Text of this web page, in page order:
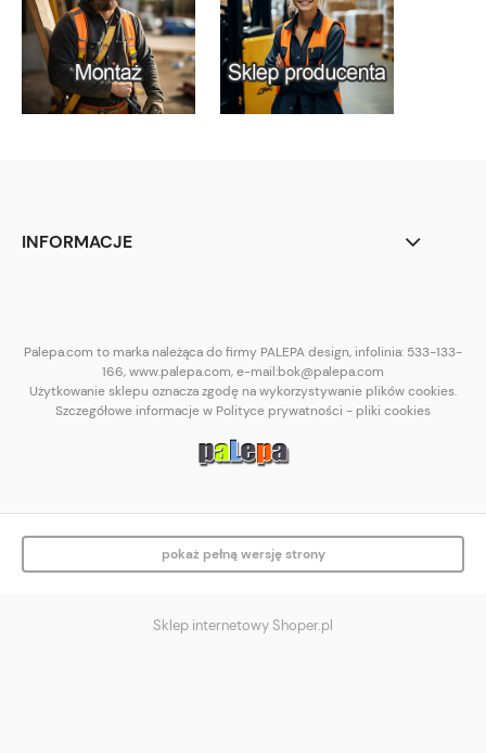
INFORMACJE
Palepa.com to marka należąca do firmy PALEPA design, infolinia: 533-133-
166, www.palepa.com, e-mail:bok@palepa.com
Użytkowanie sklepu oznacza zgodę na wykorzystywanie plików cookies.
Szczegółowe informacje w Polityce prywatności - pliki cookies
pokaż pełną wersję strony
Sklep internetowy Shoper.pl